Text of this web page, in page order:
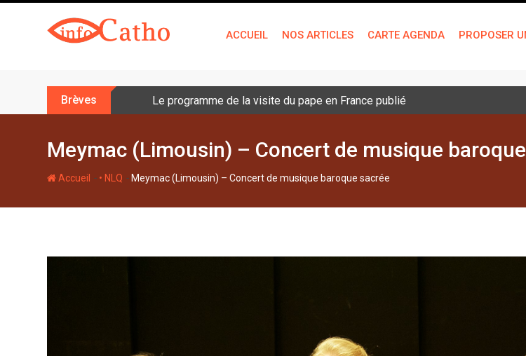
t
ACCUEIL NOS ARTICLES CARTE AGENDA PROPOSER
Brèves Le programme de la visite du pape en France publié
Meymac (Limousin) – Concert de musique
Accueil - • NLQ - Meymac (Limousin) – Concert de musique baroque sacrée